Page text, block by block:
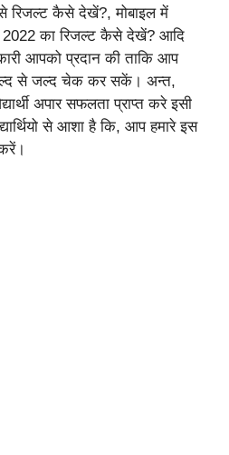
रिजल्ट कैसे देखें?, मोबाइल में
2022 का रिजल्ट कैसे देखें? आदि
आपको प्रदान की ताकि आप
से जल्द चेक कर सकें। अन्त,
अपार सफलता प्राप्त करे इसी
से आशा है कि, आप हमारे इस